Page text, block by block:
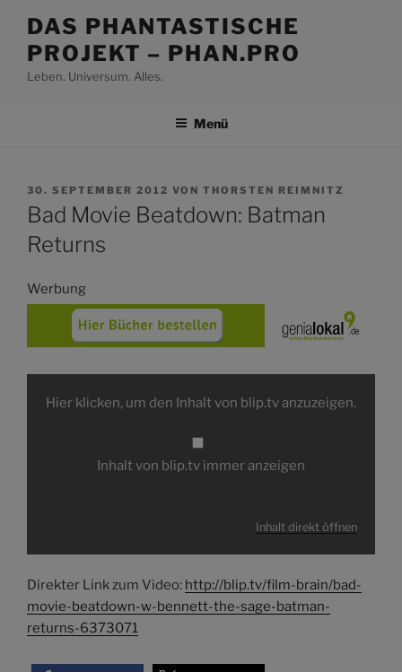
Inhalt
springen
DAS PHANTASTISCHE
PROJEKT – PHAN.PRO
Leben. Universum. Alles.
Menü
VERÖFFENTLICHT
AM
30. SEPTEMBER 2012 VON THORSTEN REIMNITZ
Bad Movie Beatdown: Batman
Returns
Werbung
Inhalt
blip.tv
Hier klicken, um den Inhalt von blip.tv anzuzeigen.
Inhalt von blip.tv immer anzeigen
Inhalt direkt öffnen
Direkter Link zum Video: http://blip.tv/film-brain/bad-
movie-beatdown-w-bennett-the-sage-batman-
returns-6373071